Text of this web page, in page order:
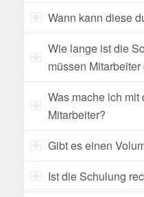
Wann kann diese
Wie lange ist die
müssen
Was mache ich
Mitarbeiter?
Gibt es einen
Ist die Schulung